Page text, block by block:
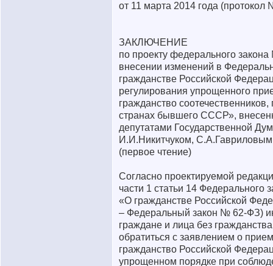
от 11 марта 2014 года (протокол
ЗАКЛЮЧЕНИЕ
по проекту федерального
внесении изменений в
гражданстве Российской
регулирования упрощенного
гражданство
странах бывшего СССР»,
депутатами Государственной
И.И.Никитчуком, С.А.Гавриловым
(первое чтение)
Согласно проектируемой
части 1 статьи 14 Федерального
«О гражданстве Российской
– Федеральный закон № 62-ФЗ)
граждане и лица без
обратиться с заявлением о
гражданство Российской
упрощенном порядке при